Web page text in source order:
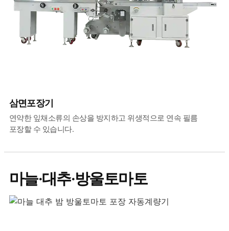
삼면포장기
연약한 잎채소류의 손상을 방지하고 위생적으로 연속 필름
포장할 수 있습니다.
마늘·대추·방울토마토